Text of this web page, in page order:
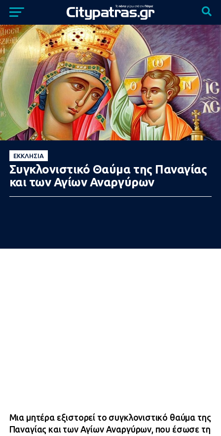
ΕΚΚΛΗΣΊΑ
Συγκλονιστικό Θαύμα της Παναγίας
και των Αγίων Αναργύρων
Μια μητέρα εξιστορεί το συγκλονιστικό θαύμα της
Παναγίας και των Αγίων Αναργύρων, που έσωσε τη